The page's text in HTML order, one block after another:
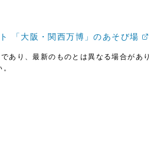
「大阪・関西万博」のあそび場
あり、最新のものとは異なる場合があり